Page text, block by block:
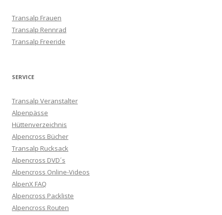
Transalp Frauen
Transalp Rennrad
Transalp Freeride
SERVICE
Transalp Veranstalter
Alpenpässe
Hüttenverzeichnis
Alpencross Bücher
Transalp Rucksack
Alpencross DVD´s
Alpencross Online-Videos
AlpenX FAQ
Alpencross Packliste
Alpencross Routen